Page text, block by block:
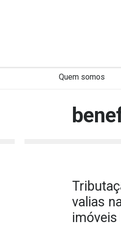
Quem somos
valias
imóveis